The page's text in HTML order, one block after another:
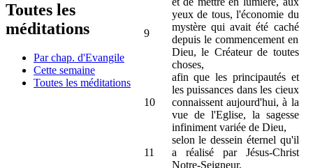
Toutes les
méditations
Par chap. d'Evangile
Cette semaine
Toutes les méditations
9
yeux de tous, l'économie du
mystère qui avait été caché
depuis le commencement en
Dieu, le Créateur de toutes
choses,
10
afin que les principautés et
les puissances dans les cieux
connaissent aujourd'hui, à la
vue de l'Eglise, la sagesse
infiniment variée de Dieu,
11
selon le dessein éternel qu'il
a réalisé par Jésus-Christ
Notre-Seigneur,